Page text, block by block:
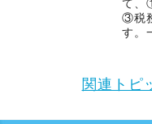
て、
③税
す。
関連トピ